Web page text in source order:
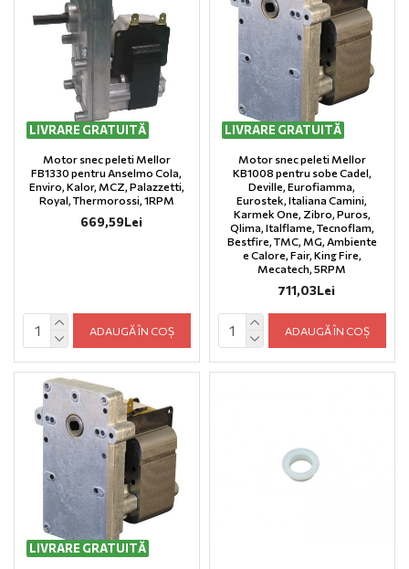
LIVRARE GRATUITĂ
Motor snec peleti Mellor
FB1330 pentru Anselmo Cola,
Enviro, Kalor, MCZ, Palazzetti,
Royal, Thermorossi, 1RPM
669,59Lei
ADAUGĂ ÎN COȘ
LIVRARE GRATUITĂ
Motor snec peleti Mellor
KB1008 pentru sobe Cadel,
Deville, Eurofiamma,
Eurostek, Italiana Camini,
Karmek One, Zibro, Puros,
Qlima, Italflame, Tecnoflam,
Bestfire, TMC, MG, Ambiente
e Calore, Fair, King Fire,
Mecatech, 5RPM
711,03Lei
ADAUGĂ ÎN COȘ
LIVRARE GRATUITĂ